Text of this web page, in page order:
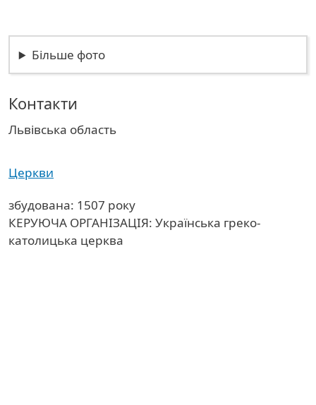
Більше фото
Контакти
Область
Львівська область
Церкви
збудована: 1507 року
КЕРУЮЧА ОРГАНІЗАЦІЯ: Українська греко-
католицька церква